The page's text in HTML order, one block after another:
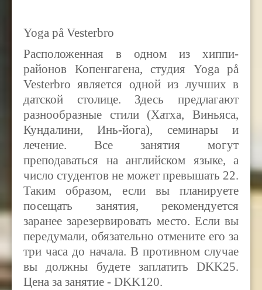
Yoga på Vesterbro
Расположенная в одном из хиппи-
районов Копенгагена, студия Yoga på
Vesterbro является одной из лучших в
датской столице. Здесь предлагают
разнообразные стили (Хатха, Виньяса,
Кундалини, Инь-йога), семинары и
лечение. Все занятия могут
преподаваться на английском языке, а
число студентов не может превышать 22.
Таким образом, если вы планируете
посещать занятия, рекомендуется
заранее зарезервировать место. Если вы
передумали, обязательно отмените его за
три часа до начала. В противном случае
вы должны будете заплатить DKK25.
Цена за занятие - DKK120.